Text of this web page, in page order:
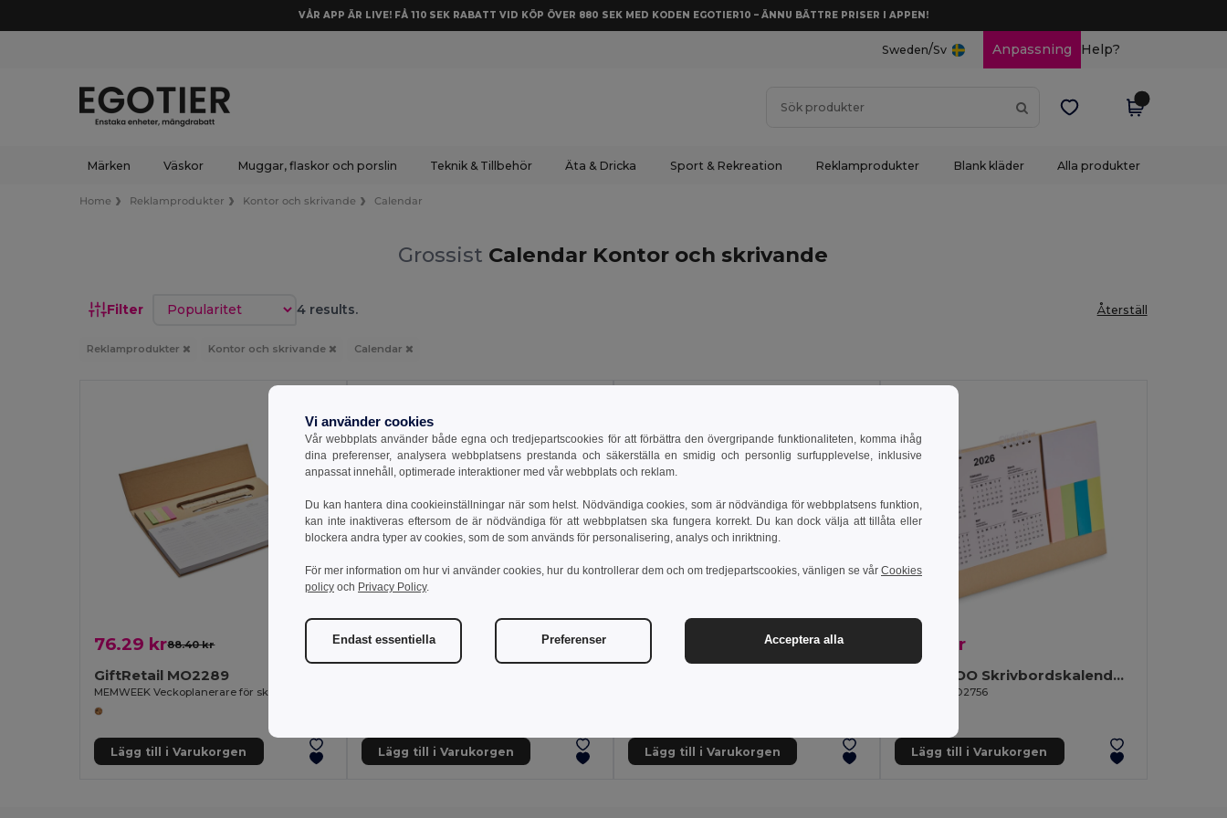
VÅR APP ÄR LIVE! FÅ 110 SEK RABATT VID KÖP ÖVER 880 SEK MED KODEN EGOTIER10 – ÄNNU BÄTTRE PRISER I APPEN!
Sweden/Sv Anpassning Help?
Märken Väskor Muggar, flaskor och porslin Teknik & Tillbehör Äta & Dricka Sport & Rekreation Reklamprodukter Blank kläder Alla produkter
Home Reklamprodukter Kontor och skrivande Calendar
Grossist Calendar Kontor och skrivande
Filter Sortera efter 4 results. Återställ
Reklamprodukter Kontor och skrivande Calendar
76.29 kr88.40 kr
GiftRetail MO2289
MEMWEEK Veckoplanerare för skrivbord
Lägg till i Varukorgen
73.21 kr
Lägg till i Varukorgen
-4%
Lägg till i Varukorgen
57.38 kr
CALENDOO Skrivbordskalender med memopad
GiftRetail MO2756
Lägg till i Varukorgen
Vi använder cookies
Vår webbplats använder både egna och tredjepartscookies för att förbättra den övergripande funktionaliteten, komma ihåg
dina preferenser, analysera webbplatsens prestanda och säkerställa en smidig och personlig surfupplevelse, inklusive
anpassat innehåll, optimerade interaktioner med vår webbplats och reklam.
Du kan hantera dina cookieinställningar när som helst. Nödvändiga cookies, som är nödvändiga för webbplatsens funktion,
kan inte inaktiveras eftersom de är nödvändiga för att webbplatsen ska fungera korrekt. Du kan dock välja att tillåta eller
blockera andra typer av cookies, som de som används för personalisering, analys och inriktning.
För mer information om hur vi använder cookies, hur du kontrollerar dem och om tredjepartscookies, vänligen se vår Cookies
policy och Privacy Policy.
Endast essentiella Preferenser Acceptera alla